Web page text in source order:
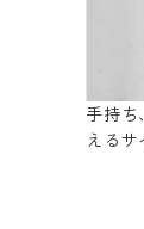
手持ち
えるサ